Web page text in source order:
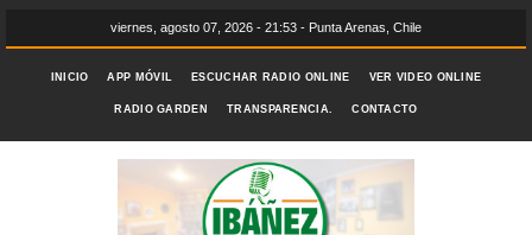
viernes, agosto 07, 2026 - 21:53 - Punta Arenas, Chile
INICIO APP MÓVIL ESCUCHAR RADIO ONLINE VER VIDEO ONLINE
RADIO GARDEN TRANSPARENCIA. CONTACTO